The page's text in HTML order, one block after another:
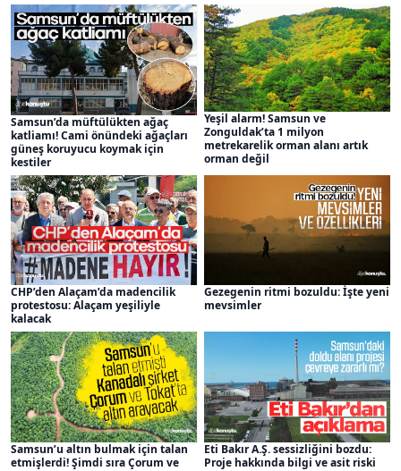
Samsun’da müftülükten ağaç
katliamı! Cami önündeki ağaçları
güneş koruyucu koymak için
kestiler
Yeşil alarm! Samsun ve
Zonguldak’ta 1 milyon
metrekarelik orman alanı artık
orman değil
CHP’den Alaçam’da madencilik
protestosu: Alaçam yeşiliyle
kalacak
Gezegenin ritmi bozuldu: İşte yeni
mevsimler
Samsun’u altın bulmak için talan
etmişlerdi! Şimdi sıra Çorum ve
Eti Bakır A.Ş. sessizliğini bozdu:
Proje hakkında bilgi ve asit riski